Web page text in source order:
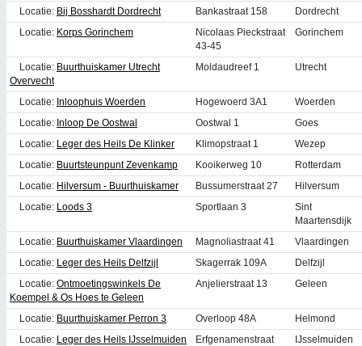
Locatie: Bij Bosshardt Dordrecht Bankastraat 158
Dordrecht
Locatie: Korps Gorinchem
Nicolaas Pieckstraat
43-45
Gorinchem
Locatie: Buurthuiskamer Utrecht
Overvecht
Moldaudreef 1 Utrecht
Locatie: Inloophuis Woerden Hogewoerd 3A1
Woerden
Locatie: Inloop De Oostwal Oostwal 1
Goes
Locatie: Leger des Heils De Klinker Klimopstraat 1
Wezep
Locatie: Buurtsteunpunt Zevenkamp Kooikerweg 10
Rotterdam
Locatie: Hilversum - Buurthuiskamer Bussumerstraat 27
Hilversum
Locatie: Loods 3 Sportlaan 3
Sint
Maartensdijk
Locatie: Buurthuiskamer Vlaardingen Magnoliastraat 41
Vlaardingen
Locatie: Leger des Heils Delfzijl Skagerrak 109A
Delfzijl
Locatie: Ontmoetingswinkels De
Koempel & Os Hoes te Geleen
Anjelierstraat 13 Geleen
Locatie: Buurthuiskamer Perron 3 Overloop 48A
Helmond
Locatie: Leger des Heils IJsselmuiden
Erfgenamenstraat
IJsselmuiden